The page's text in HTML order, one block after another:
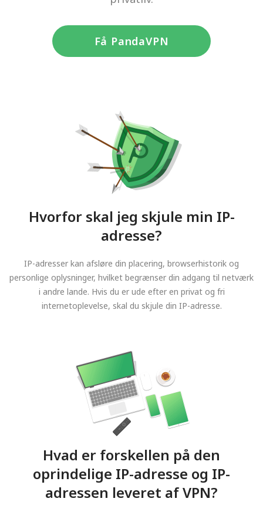
Få PandaVPN
Hvorfor skal jeg skjule min IP-
adresse?
IP-adresser kan afsløre din placering, browserhistorik og
personlige oplysninger, hvilket begrænser din adgang til netværk
i andre lande. Hvis du er ude efter en privat og fri
internetoplevelse, skal du skjule din IP-adresse.
Hvad er forskellen på den
oprindelige IP-adresse og IP-
adressen leveret af VPN?